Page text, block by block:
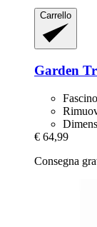
Carrello
Garden
€ 64,99
Consegna